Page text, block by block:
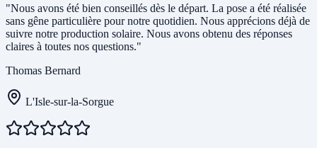
"Nous avons été bien conseillés dès le départ. La pose a été réalisée
sans gêne particulière pour notre quotidien. Nous apprécions déjà de
suivre notre production solaire. Nous avons obtenu des réponses
claires à toutes nos questions."
Thomas Bernard
L'Isle-sur-la-Sorgue